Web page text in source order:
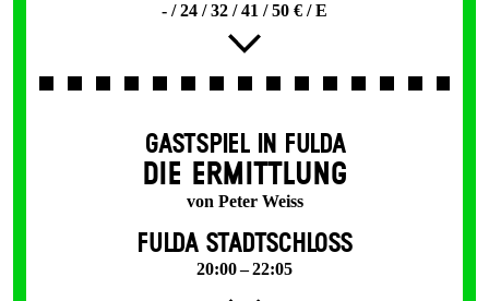
- / 24 / 32 / 41 / 50 € / E
GASTSPIEL IN FULDA
DIE ERMITTLUNG
von Peter Weiss
FULDA STADTSCHLOSS
20:00 – 22:05